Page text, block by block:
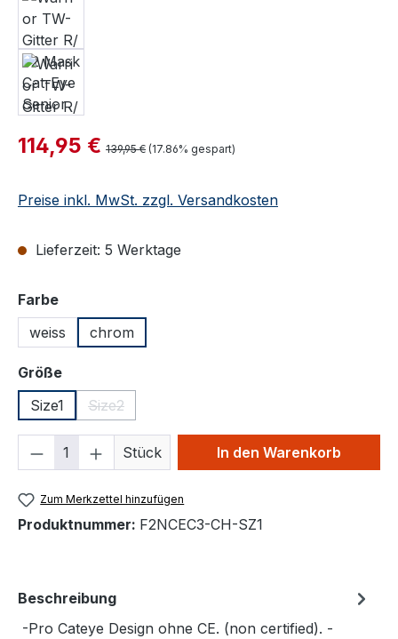
Verkaufspreis:
114,95 € Regulärer Preis:
139,95 € (17.86% gespart)
Preise inkl. MwSt. zzgl. Versandkosten
Lieferzeit: 5 Werktage
Farbeauswählen
weiss
chrom
Größeauswählen
Size1
Size2
(Diese Option ist zurzeit nicht verfügbar.)
Produkt Anzahl: Gib den
Stück In den Warenkorb
Zum Merkzettel hinzufügen
Produktnummer: F2NCEC3-CH-SZ1
Beschreibung
-Pro Cateye Design ohne CE. (non certified). -